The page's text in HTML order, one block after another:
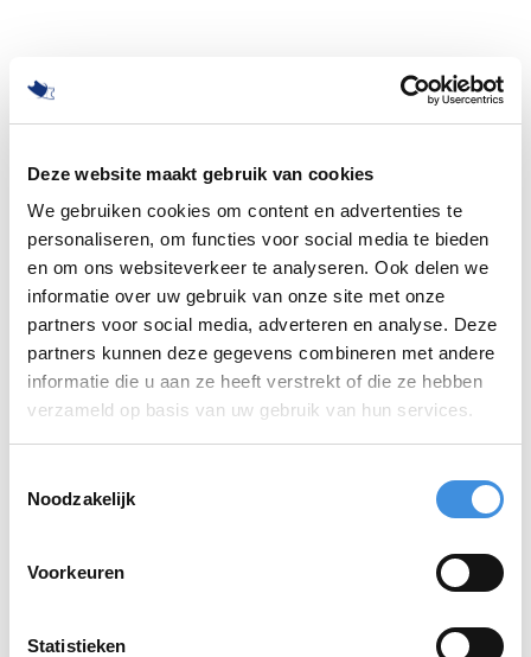
Deze website maakt gebruik van cookies
We gebruiken cookies om content en advertenties te
personaliseren, om functies voor social media te bieden
en om ons websiteverkeer te analyseren. Ook delen we
informatie over uw gebruik van onze site met onze
partners voor social media, adverteren en analyse. Deze
partners kunnen deze gegevens combineren met andere
informatie die u aan ze heeft verstrekt of die ze hebben
verzameld op basis van uw gebruik van hun services.
Noodzakelijk
Voorkeuren
Statistieken
500